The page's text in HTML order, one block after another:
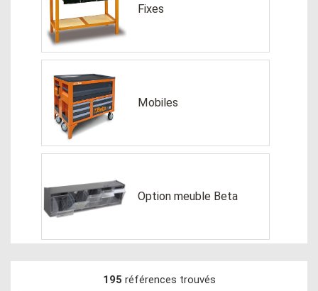
Fixes
Mobiles
Option meuble Beta
195 références trouvés